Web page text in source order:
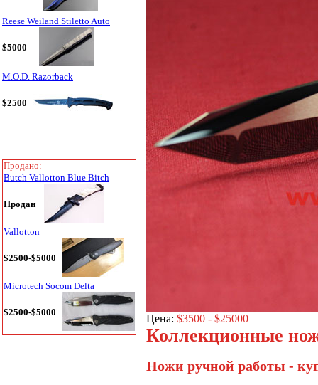
Reese Weiland Stiletto Auto
$5000
M.O.D. Razorback
$2500
Продано:
Butch Vallotton Blue Bitch
Продан
Vallotton
$2500-$5000
Microtech Socom Delta
$2500-$5000 Цена: $3500 - $25000
Коллекционные
Ножи ручной работы -